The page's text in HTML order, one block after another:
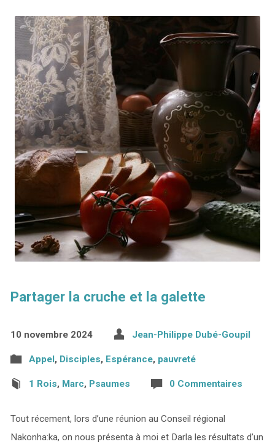
Partager la cruche et la galette
10 novembre 2024 Jean-Philippe Dubé-Goupil
Appel, Disciples, Espérance, pauvreté
1 Rois, Marc, Psaumes 0 Commentaires
Tout récement, lors d’une réunion au Conseil régional
Nakonha:ka, on nous présenta à moi et Darla les résultats d’un